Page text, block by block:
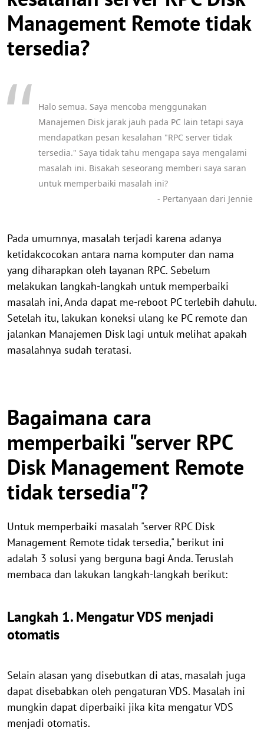
Management Remote tidak
tersedia?
Halo semua. Saya mencoba menggunakan
Manajemen Disk jarak jauh pada PC lain tetapi saya
mendapatkan pesan kesalahan "RPC server tidak
tersedia." Saya tidak tahu mengapa saya mengalami
masalah ini. Bisakah seseorang memberi saya saran
untuk memperbaiki masalah ini?
- Pertanyaan dari Jennie
Pada umumnya, masalah terjadi karena adanya
ketidakcocokan antara nama komputer dan nama
yang diharapkan oleh layanan RPC. Sebelum
melakukan langkah-langkah untuk memperbaiki
masalah ini, Anda dapat me-reboot PC terlebih dahulu.
Setelah itu, lakukan koneksi ulang ke PC remote dan
jalankan Manajemen Disk lagi untuk melihat apakah
masalahnya sudah teratasi.
Bagaimana cara
memperbaiki "server RPC
Disk Management Remote
tidak tersedia"?
Untuk memperbaiki masalah "server RPC Disk
Management Remote tidak tersedia," berikut ini
adalah 3 solusi yang berguna bagi Anda. Teruslah
membaca dan lakukan langkah-langkah berikut:
Langkah 1. Mengatur VDS menjadi
otomatis
Selain alasan yang disebutkan di atas, masalah juga
dapat disebabkan oleh pengaturan VDS. Masalah ini
mungkin dapat diperbaiki jika kita mengatur VDS
menjadi otomatis.